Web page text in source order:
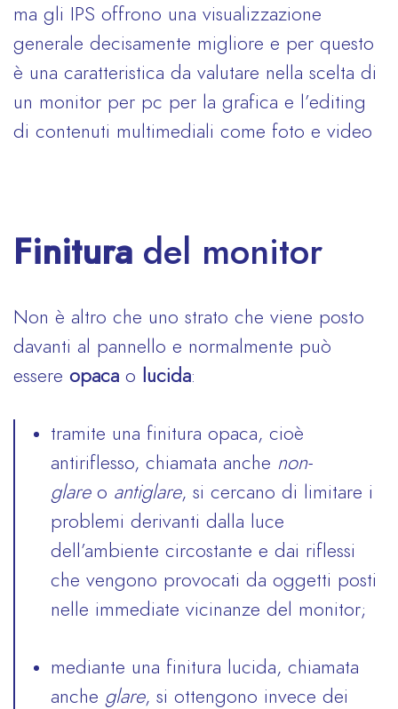
ma gli IPS offrono una visualizzazione
generale decisamente migliore e per questo
è una caratteristica da valutare nella scelta di
un monitor per pc per la grafica e l’editing
di contenuti multimediali come foto e video
Finitura del monitor
Non è altro che uno strato che viene posto
davanti al pannello e normalmente può
essere opaca o lucida:
tramite una finitura opaca, cioè
antiriflesso, chiamata anche non-
glare o antiglare, si cercano di limitare i
problemi derivanti dalla luce
dell’ambiente circostante e dai riflessi
che vengono provocati da oggetti posti
nelle immediate vicinanze del monitor;
mediante una finitura lucida, chiamata
anche glare, si ottengono invece dei